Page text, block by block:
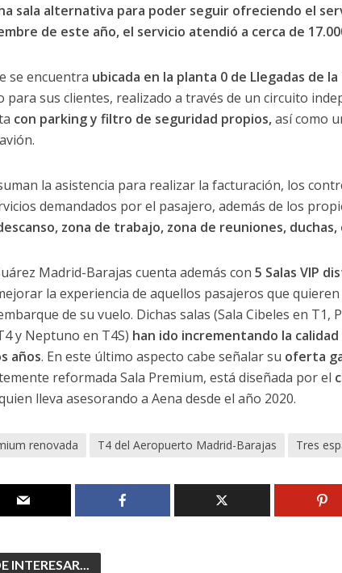
sala alternativa para poder seguir ofreciendo el
de este año, el servicio atendió a cerca de
se encuentra ubicada en la planta 0 de Llegadas de
para sus clientes, realizado a través de un circuito
con parking y filtro de seguridad propios,así como
la asistencia para realizar la facturación, los
demandados por el pasajero, además de los
zona de trabajo, zona de reuniones,
Madrid-Barajas cuenta además con 5 Salas VIP
la experiencia de aquellos pasajeros que
de su vuelo. Dichas salas (Sala Cibeles en T1,
y Neptuno en T4S) han ido incrementando la
años. En este último aspecto cabe señalar su oferta
reformada Sala Premium, está diseñada por el
lleva asesorando a Aena desde el año 2020.
renovada T4 del Aeropuerto Madrid-Barajas Tres
INTERESAR...